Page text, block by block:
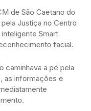
de São Caetano do
Justiça no Centro
Smart
facial.
caminhava a pé pela
as informações e